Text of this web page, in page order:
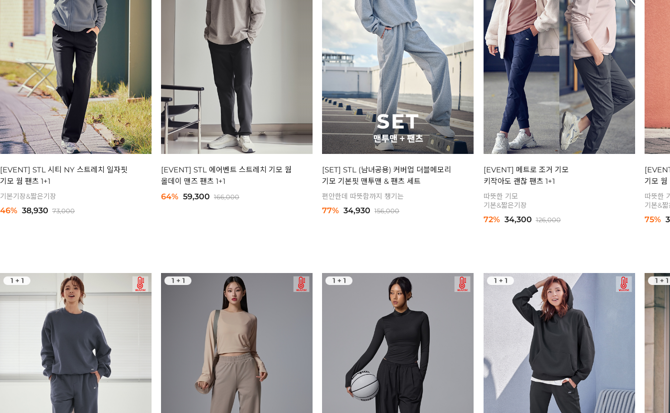
[EVENT] STL 시티 NY 스트레치 일자핏
기모 웜 팬츠 1+1
기본기장&짧은기장
46% 38,930 73,000
[EVENT] STL 에어벤트 스트레치 기모 웜
올데이 맨즈 팬츠 1+1
64% 59,300 166,000
[SET] STL (남녀공용) 커버업 더블메모리
기모 기본핏 맨투맨 & 팬츠 세트
편안한데 따뜻함까지 챙기는
77% 34,930 156,000
[EVENT] 메트로 조거 기모
키작아도 괜찮 팬츠 1+1
따뜻한 기모
기본&짧은기장
72% 34,300 126,000
기모 웜
따뜻한
기본&
75%